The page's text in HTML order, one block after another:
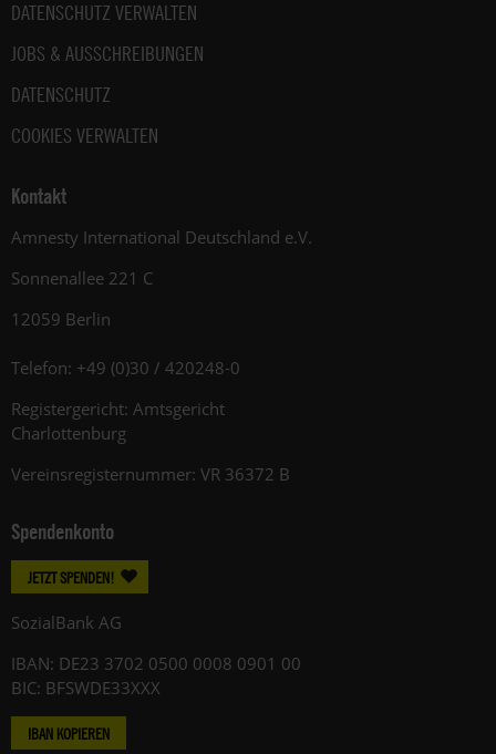
DATENSCHUTZ VERWALTEN
JOBS & AUSSCHREIBUNGEN
DATENSCHUTZ
COOKIES VERWALTEN
Kontakt
Amnesty International Deutschland e.V.
Sonnenallee 221 C
12059 Berlin
Telefon: +49 (0)30 / 420248-0
Registergericht: Amtsgericht
Charlottenburg
Vereinsregisternummer: VR 36372 B
Spendenkonto
JETZT SPENDEN!
SozialBank AG
IBAN: DE23 3702 0500 0008 0901 00
BIC: BFSWDE33XXX
IBAN KOPIEREN